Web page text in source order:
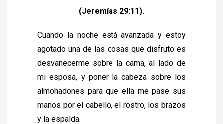
(Jeremías 29:11).
Cuando la noche está avanzada y estoy
agotado una de las cosas que disfruto es
desvanecerme sobre la cama, al lado de
mi esposa, y poner la cabeza sobre los
almohadones para que ella me pase sus
manos por el cabello, el rostro, los brazos
y la espalda.